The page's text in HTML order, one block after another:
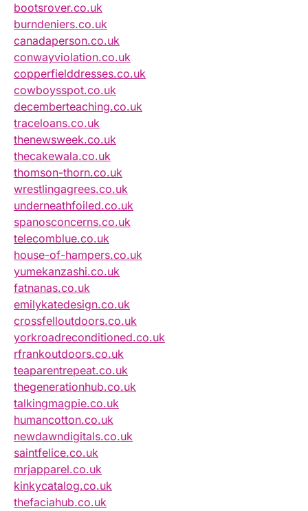
bootsrover.co.uk
burndeniers.co.uk
canadaperson.co.uk
conwayviolation.co.uk
copperfielddresses.co.uk
cowboysspot.co.uk
decemberteaching.co.uk
traceloans.co.uk
thenewsweek.co.uk
thecakewala.co.uk
thomson-thorn.co.uk
wrestlingagrees.co.uk
underneathfoiled.co.uk
spanosconcerns.co.uk
telecomblue.co.uk
house-of-hampers.co.uk
yumekanzashi.co.uk
fatnanas.co.uk
emilykatedesign.co.uk
crossfelloutdoors.co.uk
yorkroadreconditioned.co.uk
rfrankoutdoors.co.uk
teaparentrepeat.co.uk
thegenerationhub.co.uk
talkingmagpie.co.uk
humancotton.co.uk
newdawndigitals.co.uk
saintfelice.co.uk
mrjapparel.co.uk
kinkycatalog.co.uk
thefaciahub.co.uk